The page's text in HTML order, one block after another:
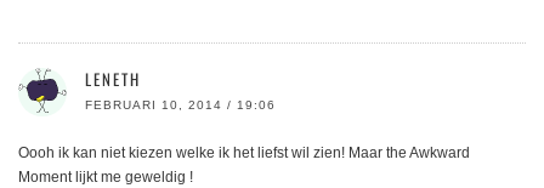
LENETH
FEBRUARI 10, 2014 / 19:06
Oooh ik kan niet kiezen welke ik het liefst wil zien! Maar the Awkward
Moment lijkt me geweldig !